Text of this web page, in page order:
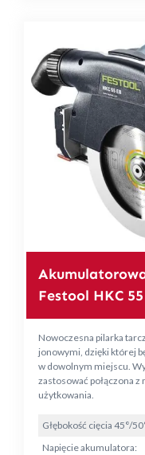
Festool HKC
Nowoczesna pilarka
jonowymi, dzięki której
w dowolnym miejscu.
zastosować połączona
użytkowania.
Głębokość cięcia 45°/
Napięcie akumulatora: